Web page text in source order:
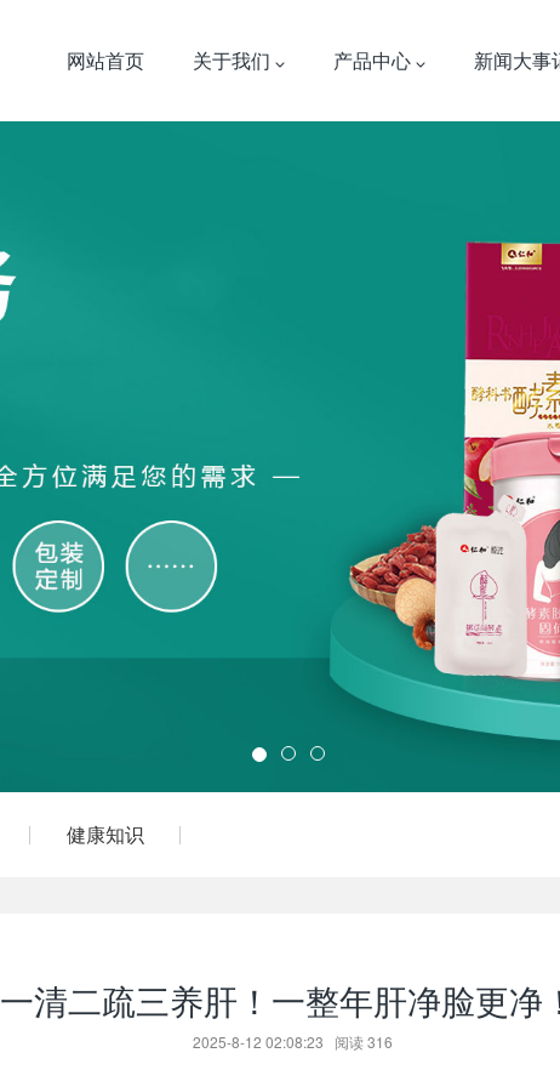
网站首页 关于我们 产品中心 新闻大
健康知识
一清二疏三养肝！一整年肝净脸更净
2025-8-12 02:08:23 阅读316